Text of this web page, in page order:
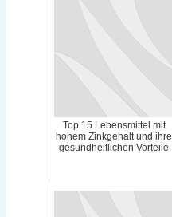
Top 15 Lebensmittel mit
hohem Zinkgehalt und ihre
gesundheitlichen Vorteile